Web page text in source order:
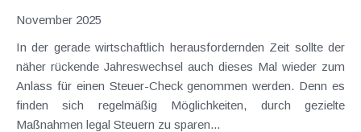
November 2025
In der gerade wirtschaftlich herausfordernden Zeit sollte der
näher rückende Jahreswechsel auch dieses Mal wieder zum
Anlass für einen Steuer-Check genommen werden. Denn es
finden sich regelmäßig Möglichkeiten, durch gezielte
Maßnahmen legal Steuern zu sparen...